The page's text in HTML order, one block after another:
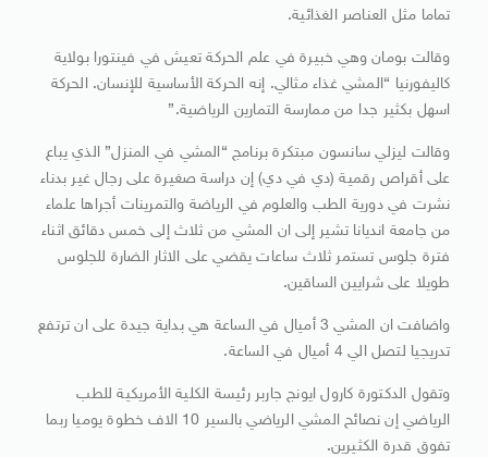
تماما مثل العناصر الغذائية.
وقالت بومان وهي خبيرة في علم الحركة تعيش في فينتورا بولاية
كاليفورنيا “المشي غذاء مثالي. إنه الحركة الأساسية للإنسان. الحركة
اسهل بكثير جدا من ممارسة التمارين الرياضية.”
وقالت ليزلي سانسون مبتكرة برنامج “المشي في المنزل” الذي يباع
على أقراص رقمية (دي في دي) إن دراسة صغيرة على رجال غير بدناء
نشرت في دورية الطب والعلوم في الرياضة والتمرينات أجراها علماء
من جامعة انديانا تشير إلى ان المشي من ثلاث إلى خمس دقائق اثناء
فترة جلوس تستمر ثلاث ساعات يقضي على الاثار الضارة للجلوس
طويلا على شرايين الساقين.
واضافت ان المشي 3 أميال في الساعة هي بداية جيدة على ان ترتفع
تدريجيا لتصل الي 4 أميال في الساعة.
وتقول الدكتورة كارول ايونج جاربر رئيسة الكلية الأمريكية للطب
الرياضي إن نصائح المشي الرياضي بالسير 10 الاف خطوة يوميا ربما
تفوق قدرة الكثيرين.